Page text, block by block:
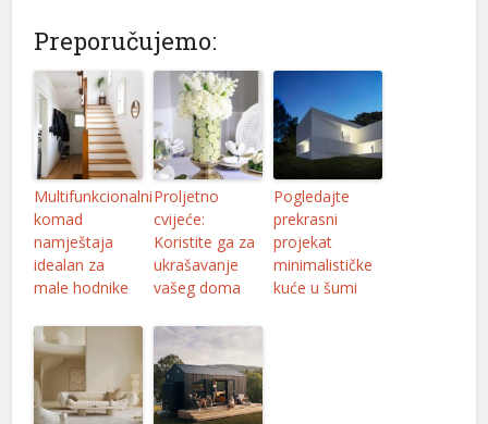
Preporučujemo:
Multifunkcionalni
komad
namještaja
idealan za
male hodnike
Proljetno
cvijeće:
Koristite ga za
ukrašavanje
vašeg doma
Pogledajte
prekrasni
projekat
minimalističke
kuće u šumi